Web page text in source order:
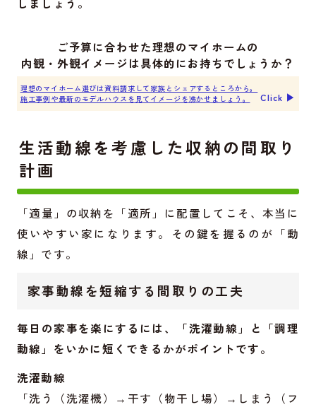
ご予算に合わせた理想のマイホームの
内観・外観イメージは具体的にお持ちでしょうか？
理想のマイホーム選びは資料請求して家族とシェアするところから。
施工事例や最新のモデルハウスを見てイメージを沸かせましょう。
Click ▶︎
生活動線を考慮した収納の間取り
計画
「適量」の収納を「適所」に配置してこそ、本当に
使いやすい家になります。その鍵を握るのが「動
線」です。
家事動線を短縮する間取りの工夫
毎日の家事を楽にするには、「洗濯動線」と「調理
動線」をいかに短くできるかがポイントです。
洗濯動線
「洗う（洗濯機）→干す（物干し場）→しまう（フ